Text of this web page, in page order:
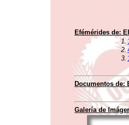
Efémérides de:
1.
2.
3.
Documentos de:
Galería de